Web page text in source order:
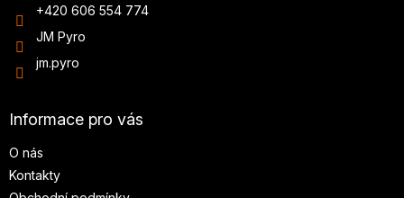
+420 606 554 774
JM Pyro
jm.pyro
Informace pro vás
O nás
Kontakty